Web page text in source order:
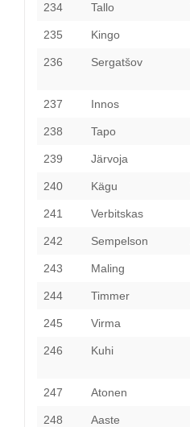
234 Tallo
235 Kingo
236 Sergatšov
237 Innos
238 Tapo
239 Järvoja
240 Kägu
241 Verbitskas
242 Sempelson
243 Maling
244 Timmer
245 Virma
246 Kuhi
247 Atonen
248 Aaste